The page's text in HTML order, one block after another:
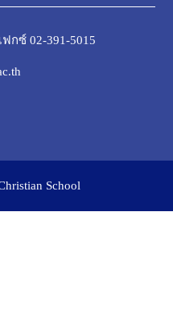
กซ์ 02-391-5015
School